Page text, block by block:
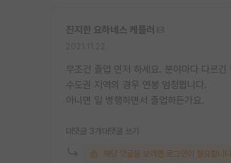
진지한 요하네스 케플러
무조건 졸업 먼저 하세요. 분야마다 다르긴
수도권 지역의 경우 연봉 엄청뜁니다.
아니면 일 병행하면서 졸업하든가요.
대댓글 3개 대댓글 쓰기
해당 댓글을 보려면 로그인이 필요합니